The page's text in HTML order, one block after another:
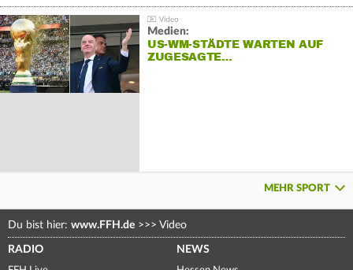
Medien:
US-WM-STÄDTE WARTEN AUF
ZUGESAGTE…
MEHR SPORT
Du bist hier: www.FFH.de >>> Video
RADIO NEWS